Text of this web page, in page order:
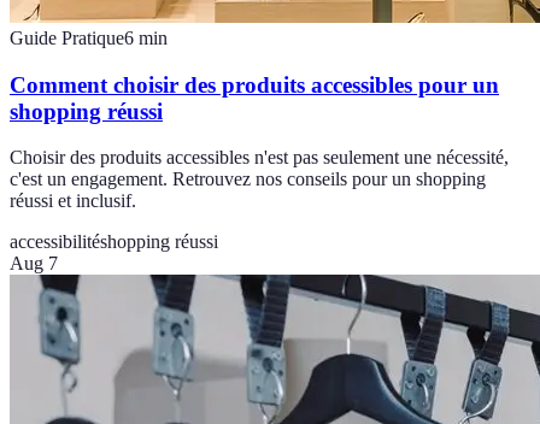
Guide Pratique6 min
Comment choisir des produits accessibles pour un
shopping réussi
Choisir des produits accessibles n'est pas seulement une nécessité,
c'est un engagement. Retrouvez nos conseils pour un shopping
réussi et inclusif.
accessibilitéshopping réussi
Aug 7